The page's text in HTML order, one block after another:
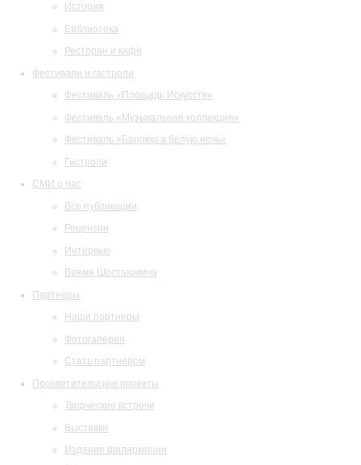
История
Библиотека
Ресторан и кафе
Фестивали и гастроли
Фестиваль «Площадь Искусств»
Фестиваль «Музыкальная коллекция»
Фестиваль «Барокко в белую ночь»
Гастроли
СМИ о нас
Все публикации
Рецензии
Интервью
Время Шостаковича
Партнеры
Наши партнеры
Фотогалерея
Стать партнером
Просветительские проекты
Творческие встречи
Выставки
Издания филармонии